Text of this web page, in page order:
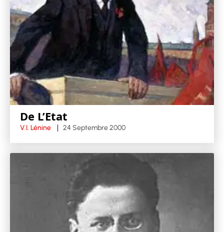
De L’Etat
V.I. Lénine 24 Septembre 2000